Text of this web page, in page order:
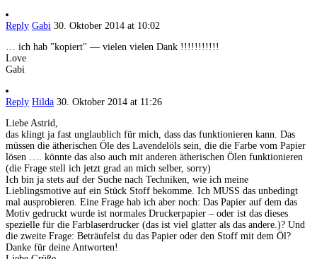
Reply Gabi 30. Oktober 2014 at 10:02
… ich hab "kopiert" — vielen vielen Dank !!!!!!!!!!!
Love
Gabi
Reply Hilda 30. Oktober 2014 at 11:26
Liebe Astrid,
das klingt ja fast unglaublich für mich, dass das funktionieren kann. Das
müssen die ätherischen Öle des Lavendelöls sein, die die Farbe vom Papier
lösen …. könnte das also auch mit anderen ätherischen Ölen funktionieren
(die Frage stell ich jetzt grad an mich selber, sorry)
Ich bin ja stets auf der Suche nach Techniken, wie ich meine
Lieblingsmotive auf ein Stück Stoff bekomme. Ich MUSS das unbedingt
mal ausprobieren. Eine Frage hab ich aber noch: Das Papier auf dem das
Motiv gedruckt wurde ist normales Druckerpapier – oder ist das dieses
spezielle für die Farblaserdrucker (das ist viel glatter als das andere.)? Und
die zweite Frage: Beträufelst du das Papier oder den Stoff mit dem Öl?
Danke für deine Antworten!